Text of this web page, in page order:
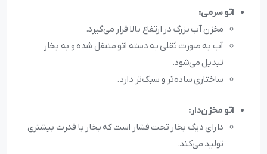
اتو سرمی:
مخزن آب بزرگ در ارتفاع بالا قرار می‌گیرد.
آب به صورت ثقلی به دسته اتو منتقل شده و به بخار
تبدیل می‌شود.
ساختاری ساده‌تر و سبک‌تر دارد.
اتو مخزن‌دار:
دارای دیگ بخار تحت فشار است که بخار با قدرت بیشتری
تولید می‌کند.